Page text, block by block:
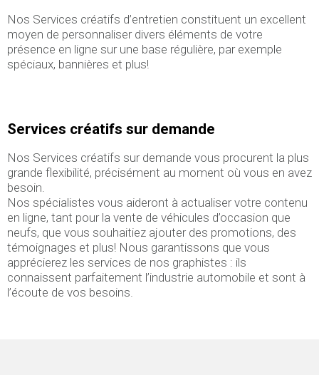
Nos Services créatifs d’entretien constituent un excellent
moyen de personnaliser divers éléments de votre
présence en ligne sur une base régulière, par exemple
spéciaux, bannières et plus!
Services créatifs sur demande
Nos Services créatifs sur demande vous procurent la plus
grande flexibilité, précisément au moment où vous en avez
besoin.
Nos spécialistes vous aideront à actualiser votre contenu
en ligne, tant pour la vente de véhicules d’occasion que
neufs, que vous souhaitiez ajouter des promotions, des
témoignages et plus! Nous garantissons que vous
apprécierez les services de nos graphistes : ils
connaissent parfaitement l’industrie automobile et sont à
l’écoute de vos besoins.